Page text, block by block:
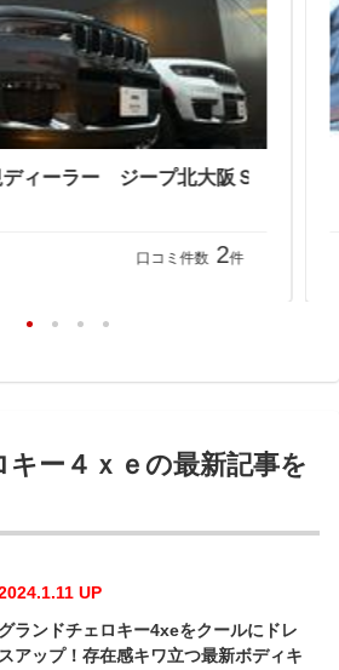
口コミ件数 2件
ー４ｘｅの最新記事を
UP
グランドチェロキー4xeをクールにドレ
スアップ！存在感キワ立つ最新ボディキ